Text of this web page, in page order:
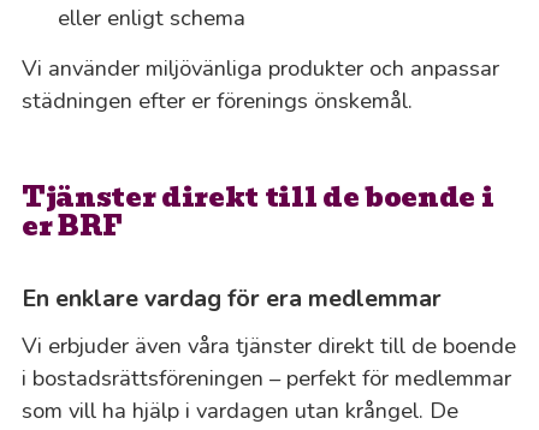
eller enligt schema
Vi använder miljövänliga produkter och anpassar
städningen efter er förenings önskemål.
Tjänster direkt till de boende i
er BRF
En enklare vardag för era medlemmar
Vi erbjuder även våra tjänster direkt till de boende
i bostadsrättsföreningen – perfekt för medlemmar
som vill ha hjälp i vardagen utan krångel. De